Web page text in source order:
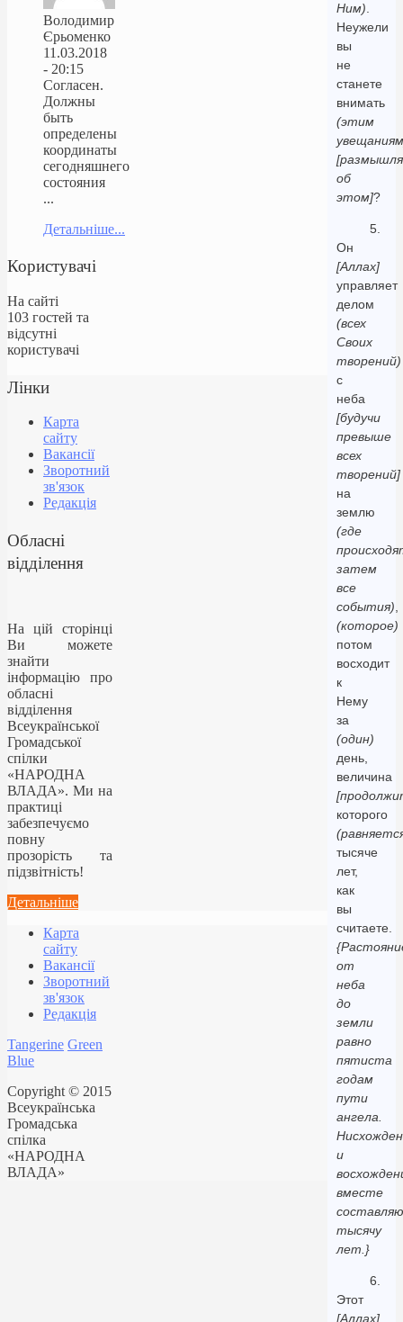
Ним).
Неужели
вы
не
станете
внимать
(этим
об
этом]?
5.
Он
[Аллах]
управляет
делом
(всех
Своих
творений)
с
неба
[будучи
превыше
всех
творений]
на
землю
(где
затем
все
события),
(которое)
потом
восходит
к
Нему
за
(один)
день,
величина
которого
тысяче
лет,
как
вы
считаете.
от
неба
до
земли
равно
пятиста
годам
пути
ангела.
и
вместе
тысячу
лет.}
6.
Этот
[Аллах]
Володимир
Єрьоменко
11.03.2018
- 20:15
Согласен.
Должны
быть
определены
координаты
сегодняшнего
состояния
...
Детальніше...
Користувачі
На сайті
103 гостей та
відсутні
користувачі
Лінки
Карта
сайту
Вакансії
Зворотний
зв'язок
Редакція
Обласні
відділення
На цій сторінці
Ви можете
знайти
інформацію про
обласні
відділення
Всеукраїнської
Громадської
спілки
«НАРОДНА
ВЛАДА». Ми на
практиці
забезпечуємо
повну
прозорість та
підзвітність!
Детальніше
Карта
сайту
Вакансії
Зворотний
зв'язок
Редакція
Tangerine Green
Blue
Copyright © 2015
Всеукраїнська
Громадська
спілка
«НАРОДНА
ВЛАДА»